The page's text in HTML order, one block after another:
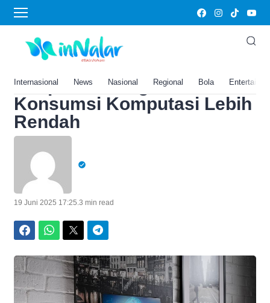
Internasional News Nasional Regional Bola
Home›
AI Global Terbaru, Model AI
China MiniMax-M1 Ungguli
DeepSeek dengan
Konsumsi Komputasi Lebih
Rendah
19 Juni 2025 17:25.3 min read